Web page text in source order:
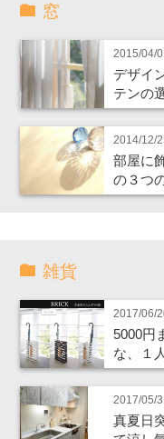
窓
2015/04/
デザイ
テンの
2014/12/
部屋に
の３つ
雑貨
2017/06/
5000円
な、１
2017/05/
真夏日